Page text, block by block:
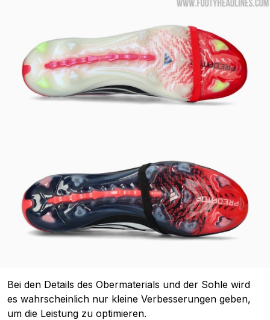
Bei den Details des Obermaterials und der Sohle wird
es wahrscheinlich nur kleine Verbesserungen geben,
um die Leistung zu optimieren.